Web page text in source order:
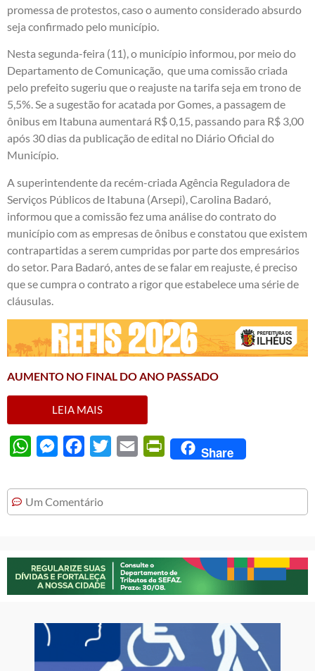
promessa de protestos, caso o aumento considerado absurdo
seja confirmado pelo município.
Nesta segunda-feira (11), o município informou, por meio do
Departamento de Comunicação, que uma comissão criada
pelo prefeito sugeriu que o reajuste na tarifa seja em trono de
5,5%. Se a sugestão for acatada por Gomes, a passagem de
ônibus em Itabuna aumentará R$ 0,15, passando para R$ 3,00
após 30 dias da publicação de edital no Diário Oficial do
Município.
A superintendente da recém-criada Agência Reguladora de
Serviços Públicos de Itabuna (Arsepi), Carolina Badaró,
informou que a comissão fez uma análise do contrato do
município com as empresas de ônibus e constatou que existem
contrapartidas a serem cumpridas por parte dos empresários
do setor. Para Badaró, antes de se falar em reajuste, é preciso
que se cumpra o contrato a rigor que estabelece uma série de
cláusulas.
AUMENTO NO FINAL DO ANO PASSADO
LEIA MAIS
WhatsAppMessengerFacebook
Twitter Email PrintFriendly
Share
Um Comentário